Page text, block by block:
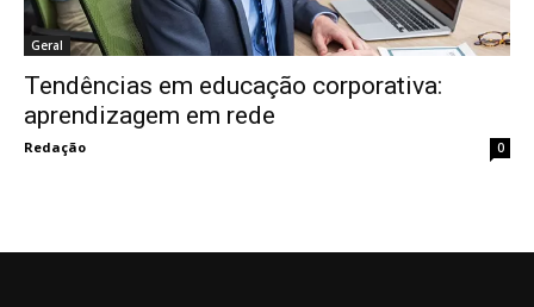
Geral
Tendências em educação corporativa:
aprendizagem em rede
Redação 0